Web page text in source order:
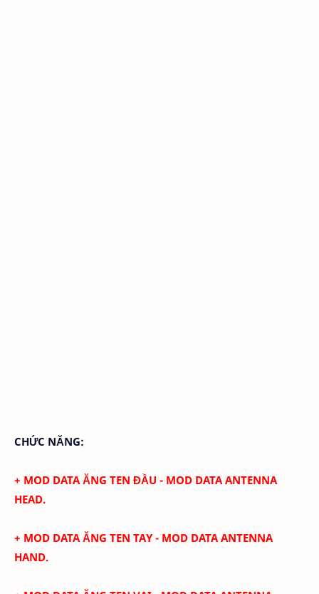
CHỨC NĂNG:
+ MOD DATA ĂNG TEN ĐẦU - MOD DATA ANTENNA
HEAD.
+ MOD DATA ĂNG TEN TAY - MOD DATA ANTENNA
HAND.